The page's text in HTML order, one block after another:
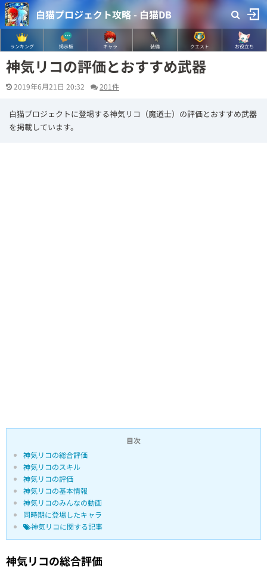
白猫プロジェクト攻略 - 白猫DB
ランキング 掲示板 キャラ 装備 クエスト お役立ち
神気リコの評価とおすすめ武器
2019年6月21日 20:32 201件
白猫プロジェクトに登場する神気リコ（魔道士）の評価とおすすめ武器
を掲載しています。
目次
神気リコの総合評価
神気リコのスキル
神気リコの評価
神気リコの基本情報
神気リコのみんなの動画
同時期に登場したキャラ
神気リコに関する記事
神気リコの総合評価